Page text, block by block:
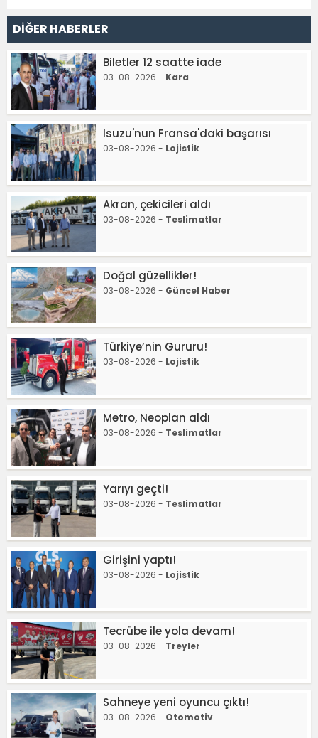
DİĞER HABERLER
Biletler 12 saatte iade
03-08-2026 - Kara
Isuzu'nun Fransa'daki başarısı
03-08-2026 - Lojistik
Akran, çekicileri aldı
03-08-2026 - Teslimatlar
Doğal güzellikler!
03-08-2026 - Güncel Haber
Türkiye’nin Gururu!
03-08-2026 - Lojistik
Metro, Neoplan aldı
03-08-2026 - Teslimatlar
Yarıyı geçti!
03-08-2026 - Teslimatlar
Girişini yaptı!
03-08-2026 - Lojistik
Tecrübe ile yola devam!
03-08-2026 - Treyler
Sahneye yeni oyuncu çıktı!
03-08-2026 - Otomotiv